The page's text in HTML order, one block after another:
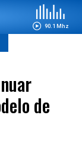
90.1 Mhz
de